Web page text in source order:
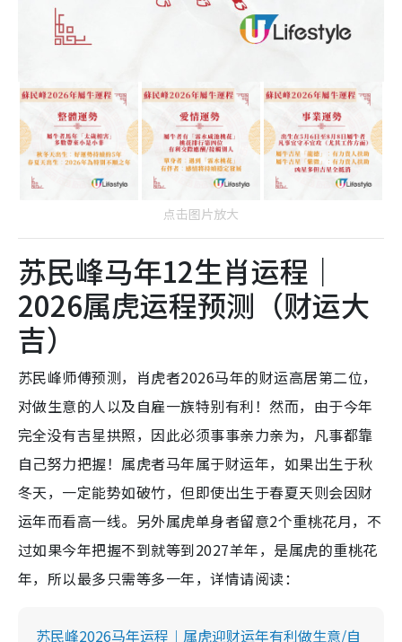
点击图片放大
苏民峰马年12生肖运程｜
2026属虎运程预测（财运大
吉）
苏民峰师傅预测，肖虎者2026马年的财运高居第二位，
对做生意的人以及自雇一族特别有利！然而，由于今年
完全没有吉星拱照，因此必须事事亲力亲为，凡事都靠
自己努力把握！属虎者马年属于财运年，如果出生于秋
冬天，一定能势如破竹，但即使出生于春夏天则会因财
运年而看高一线。另外属虎单身者留意2个重桃花月，不
过如果今年把握不到就等到2027羊年，是属虎的重桃花
年，所以最多只需等多一年，详情请阅读：
苏民峰2026马年运程︱属虎迎财运年有利做生意/自